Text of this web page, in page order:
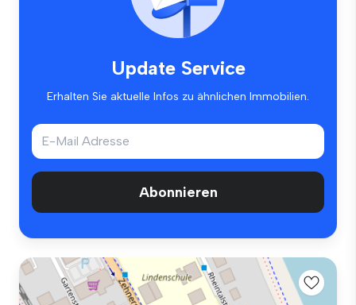
Update Service
Erhalten Sie aktuelle Infos zu ähnlichen Immobilien.
Abonnieren